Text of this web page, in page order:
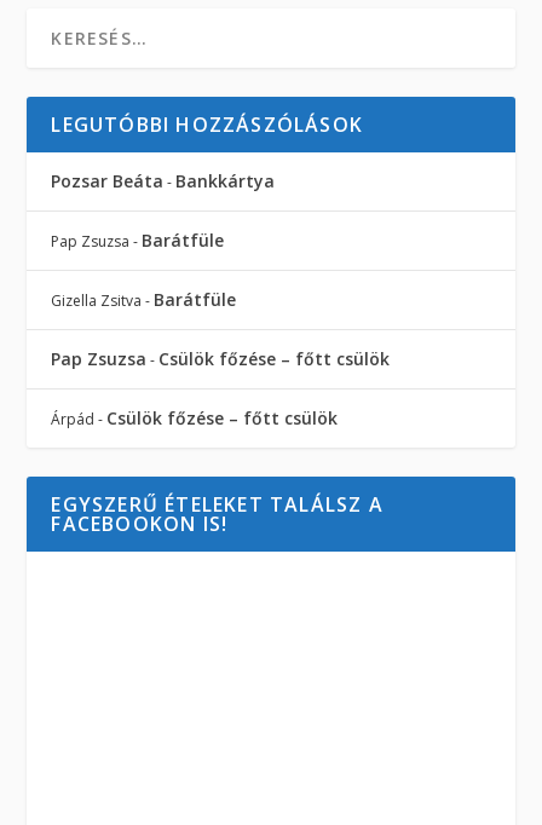
LEGUTÓBBI HOZZÁSZÓLÁSOK
Pozsar Beáta - Bankkártya
Pap Zsuzsa - Barátfüle
Gizella Zsitva - Barátfüle
Pap Zsuzsa - Csülök főzése – főtt csülök
Árpád - Csülök főzése – főtt csülök
EGYSZERŰ ÉTELEKET TALÁLSZ A
FACEBOOKON IS!